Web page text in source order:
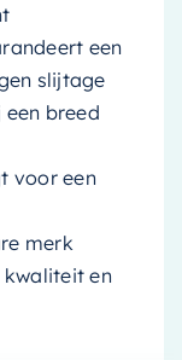
een
slijtage
breed
voor een
merk
kwaliteit en